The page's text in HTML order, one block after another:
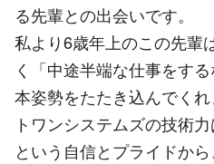
る先輩との出会いです。
私より6歳年上のこの先輩
く「中途半端な仕事をす
本姿勢をたたき込んでく
トワンシステムズの技術
という自信とプライドか